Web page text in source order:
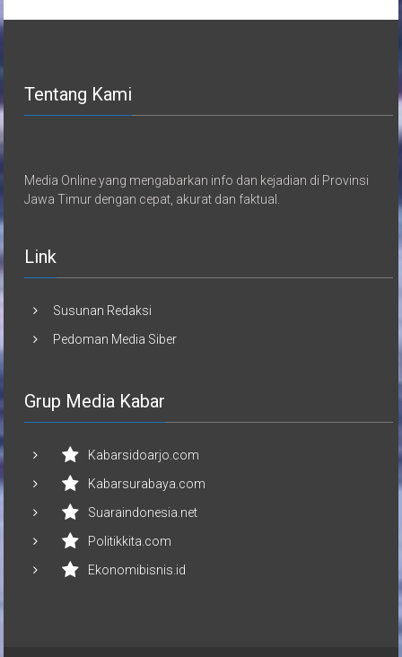
Tentang Kami
Media Online yang mengabarkan info dan kejadian di Provinsi
Jawa Timur dengan cepat, akurat dan faktual.
Link
Susunan Redaksi
Pedoman Media Siber
Grup Media Kabar
Kabarsidoarjo.com
Kabarsurabaya.com
Suaraindonesia.net
Politikkita.com
Ekonomibisnis.id